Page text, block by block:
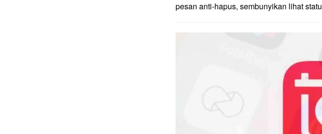
pesan anti-hapus, sembunyikan lihat